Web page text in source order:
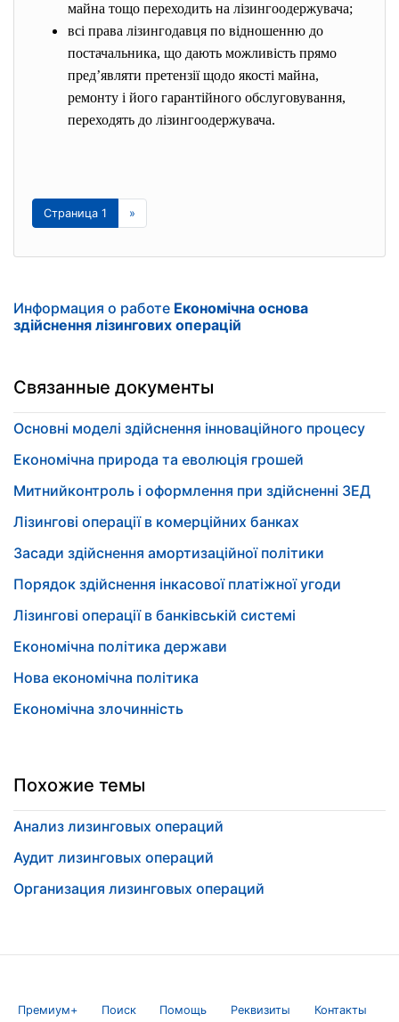
майна тощо переходить на лізингоодержувача;
всі права лізингодавця по відношенню до
постачальника, що дають можливість прямо
пред’являти претензії щодо якості майна,
ремонту і його гарантійного обслуговування,
переходять до лізингоодержувача.
Страница 1 »
Информация о работе Економічна основа
здійснення лізингових операцій
Связанные документы
Основні моделі здійснення інноваційного процесу
Економічна природа та еволюція грошей
Митнийконтроль і оформлення при здійсненні ЗЕД
Лізингові операції в комерційних банках
Засади здійснення амортизаційної політики
Порядок здійснення інкасової платіжної угоди
Лізингові операції в банківській системі
Економічна політика держави
Нова економічна політика
Економічна злочинність
Похожие темы
Анализ лизинговых операций
Аудит лизинговых операций
Организация лизинговых операций
Премиум+ Поиск Помощь Реквизиты Контакты